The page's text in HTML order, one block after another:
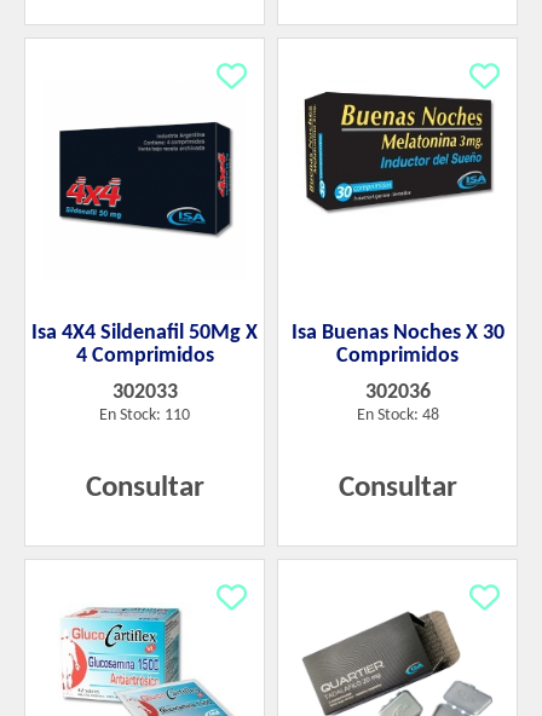
Isa 4X4 Sildenafil 50Mg X
4 Comprimidos
302033
En Stock: 110
Consultar
Isa Buenas Noches X 30
Comprimidos
302036
En Stock: 48
Consultar